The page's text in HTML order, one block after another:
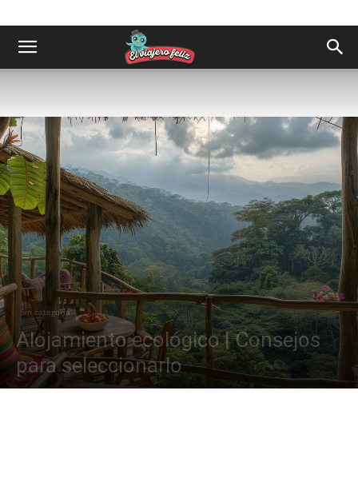
Sin categoría
Alojamiento ecológico | Consejos
para seleccionarlo